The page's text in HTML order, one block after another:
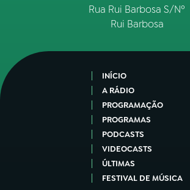
Rua Rui Barbosa S/Nº
Rui Barbosa
INÍCIO
A RÁDIO
PROGRAMAÇÃO
PROGRAMAS
PODCASTS
VIDEOCASTS
ÚLTIMAS
FESTIVAL DE MÚSICA